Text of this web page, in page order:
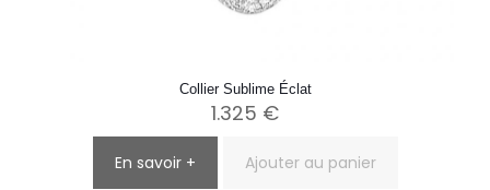
Collier Sublime Éclat
1.325 €
En savoir + Ajouter au panier